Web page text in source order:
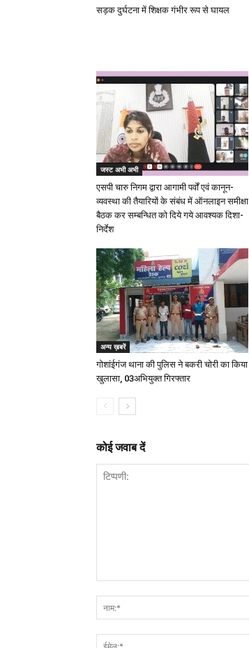
सड़क दुर्घटना में शिक्षक गंभीर रूप से घायल
जस्ट अभी अभी
एसपी चारु निगम द्वारा आगामी पर्वों एवं कानून-
व्यवस्था की तैयारियों के संबंध में ऑनलाइन समीक्षा
बैठक कर सम्बन्धित को दिये गये आवश्यक दिशा-
निर्देश
अन्य ख़बरें
गोशांईगंज थाना की पुलिस ने बकरी चोरी का किया
खुलासा, 03अभियुक्त गिरफ्तार
कोई जवाब दें